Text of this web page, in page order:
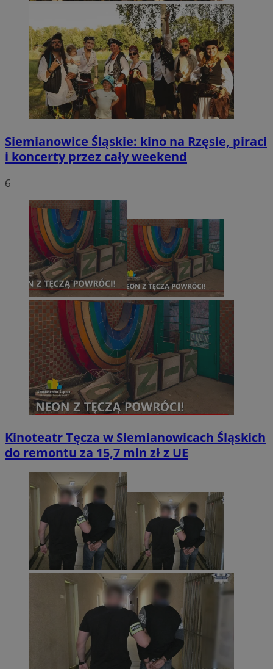
Siemianowice Śląskie: kino na Rzęsie, piraci
i koncerty przez cały weekend
6
Kinoteatr Tęcza w Siemianowicach Śląskich
do remontu za 15,7 mln zł z UE